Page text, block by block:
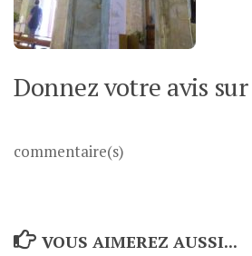
Donnez votre avis
commentaire(s)
VOUS AIMEREZ AUSSI...